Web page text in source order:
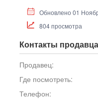
Обновлено 01
804 просмотра
Контакты продавца
Продавец:
Где посмотреть:
Телефон: